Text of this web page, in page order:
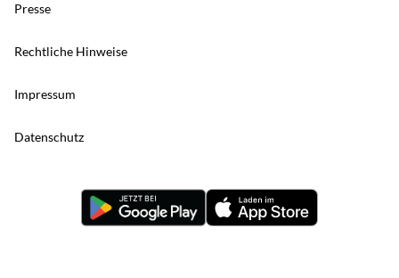
Presse
Rechtliche Hinweise
Impressum
Datenschutz